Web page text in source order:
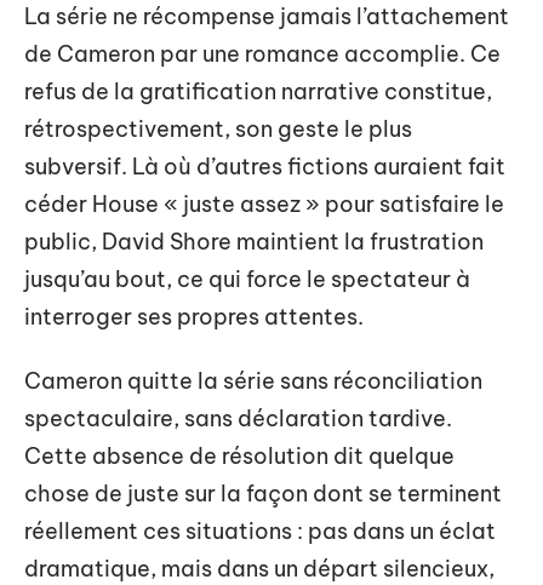
La série ne récompense jamais l’attachement
de Cameron par une romance accomplie. Ce
refus de la gratification narrative constitue,
rétrospectivement, son geste le plus
subversif. Là où d’autres fictions auraient fait
céder House « juste assez » pour satisfaire le
public, David Shore maintient la frustration
jusqu’au bout, ce qui force le spectateur à
interroger ses propres attentes.
Cameron quitte la série sans réconciliation
spectaculaire, sans déclaration tardive.
Cette absence de résolution dit quelque
chose de juste sur la façon dont se terminent
réellement ces situations : pas dans un éclat
dramatique, mais dans un départ silencieux,